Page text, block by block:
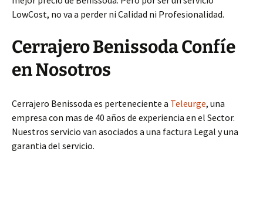
LowCost, no va a perder ni Calidad ni Profesionalidad.
Cerrajero Benissoda Confíe
en Nosotros
Cerrajero Benissoda es perteneciente a Teleurge, una
empresa con mas de 40 años de experiencia en el Sector.
Nuestros servicio van asociados a una factura Legal y una
garantia del servicio.